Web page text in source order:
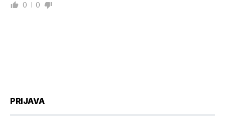
0 0
PRIJAVA